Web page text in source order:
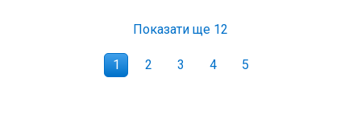
Показати ще 12
1 2 3 4 5